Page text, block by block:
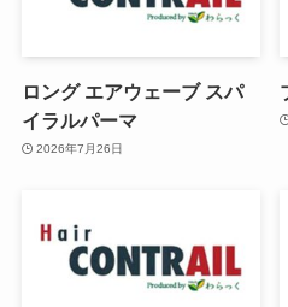
ロング エアウェーブ スパ
イラルパーマ
2026年7月26日